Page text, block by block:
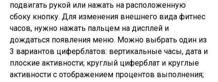
подвигать рукой или нажать на расположенную
сбоку кнопку. Для изменения внешнего вида фитнес
часов, нужно нажать пальцем на дисплей и
дождаться появления меню. Можно выбрать один из
3 вариантов циферблатов: вертикальные часы, дата и
плоские активности; круглый циферблат и круглые
активности с отображением процентов выполнения;